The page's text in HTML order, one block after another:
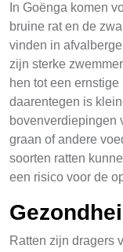
In Goënga komen
bruine rat en de
vinden in
zijn sterke
hen tot een
daarentegen is
bovenverdiepingen
graan of andere
soorten ratten
een risico voor de
Ratten zijn dragers